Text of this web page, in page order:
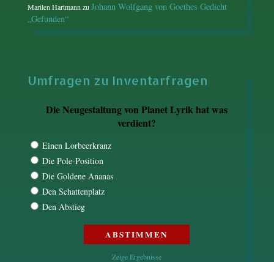
Marilen HartmannzuJohann Wolfgang von Goethes Gedicht
„Gefunden“
Umfragen zu Inventarfragen
Die Neugestaltung von Planet Lyrik hat was
verdient?
Einen Lorbeerkranz
Die Pole-Position
Die Goldene Ananas
Den Schattenplatz
Den Abstieg
Zeige Ergebnisse